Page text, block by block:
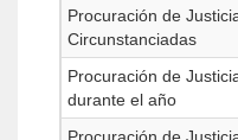
Procuración de
Circunstanciadas
Procuración de
durante el año